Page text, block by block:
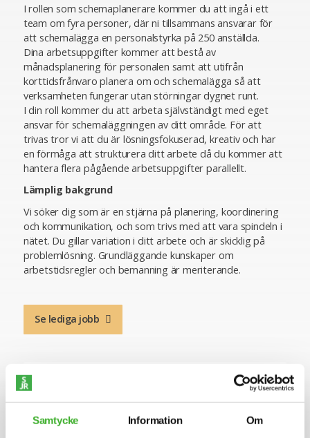
Samtycke Information Om
I rollen som schemaplanerare kommer du att ingå i ett
team om fyra personer, där ni tillsammans ansvarar för
att schemalägga en personalstyrka på 250 anställda.
Dina arbetsuppgifter kommer att bestå av
månadsplanering för personalen samt att utifrån
korttidsfrånvaro planera om och schemalägga så att
verksamheten fungerar utan störningar dygnet runt.
I din roll kommer du att arbeta självständigt med eget
ansvar för schemaläggningen av ditt område. För att
trivas tror vi att du är lösningsfokuserad, kreativ och har
en förmåga att strukturera ditt arbete då du kommer att
hantera flera pågående arbetsuppgifter parallellt.
Lämplig bakgrund
Vi söker dig som är en stjärna på planering, koordinering
och kommunikation, och som trivs med att vara spindeln i
nätet. Du gillar variation i ditt arbete och är skicklig på
problemlösning. Grundläggande kunskaper om
arbetstidsregler och bemanning är meriterande.
Se lediga jobb